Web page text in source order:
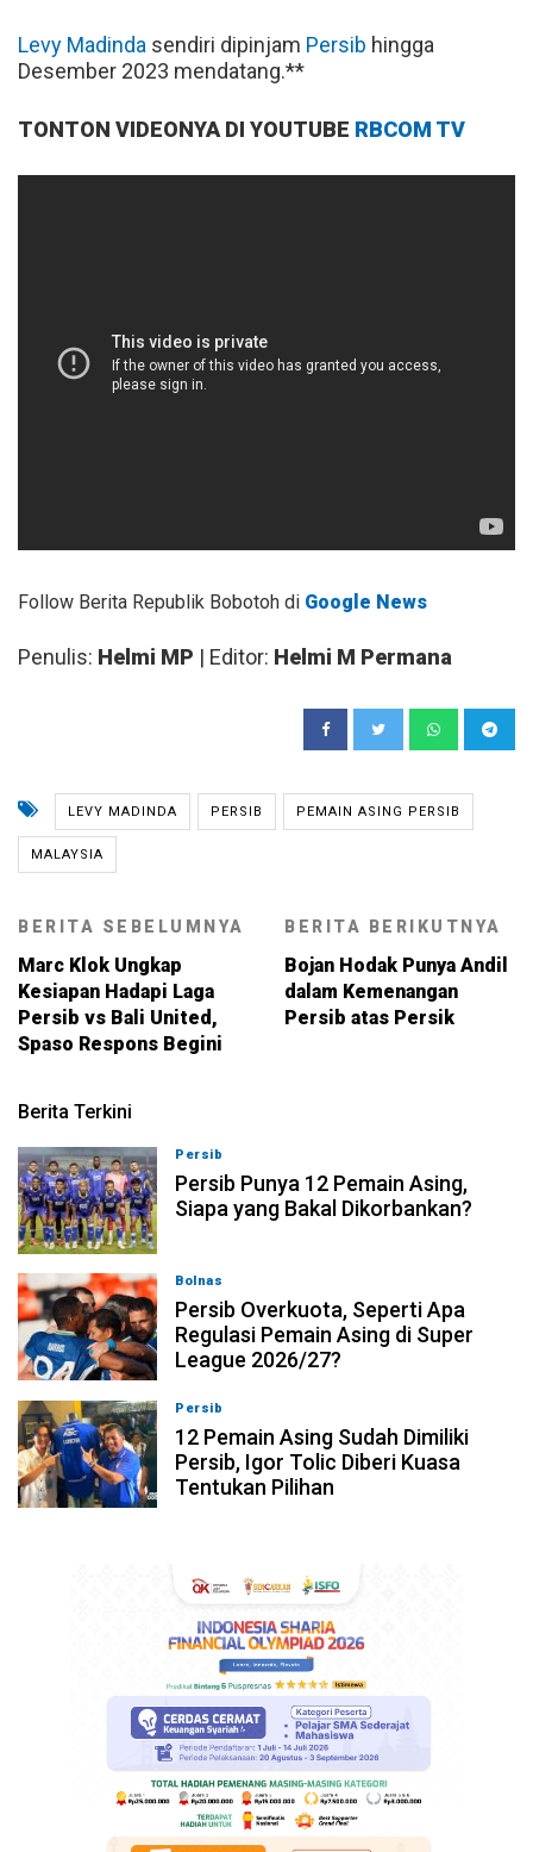
Levy Madinda sendiri dipinjam Persib hingga
Desember 2023 mendatang.**
TONTON VIDEONYA DI YOUTUBE RBCOM TV
Follow Berita Republik Bobotoh di Google News
Penulis: Helmi MP | Editor: Helmi M Permana
LEVY MADINDA PERSIB PEMAIN ASING PERSIB
MALAYSIA
BERITA SEBELUMNYA
Marc Klok Ungkap
Kesiapan Hadapi Laga
Persib vs Bali United,
Spaso Respons Begini
BERITA BERIKUTNYA
Bojan Hodak Punya Andil
dalam Kemenangan
Persib atas Persik
Berita Terkini
Persib
Persib Punya 12 Pemain Asing,
Siapa yang Bakal Dikorbankan?
Bolnas
Persib Overkuota, Seperti Apa
Regulasi Pemain Asing di Super
League 2026/27?
Persib
12 Pemain Asing Sudah Dimiliki
Persib, Igor Tolic Diberi Kuasa
Tentukan Pilihan